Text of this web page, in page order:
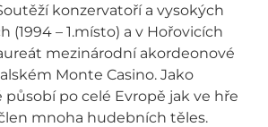
konzervatoří a vysokých
(1994 – 1.místo) a v Hořovicích
mezinárodní akordeonové
Monte Casino. Jako
po celé Evropě jak ve hře
mnoha hudebních těles.